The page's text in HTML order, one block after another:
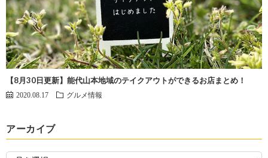
【8月30日更新】能代山本地域のテイクアウトができるお店まとめ！
2020.08.17 グルメ情報
アーカイブ